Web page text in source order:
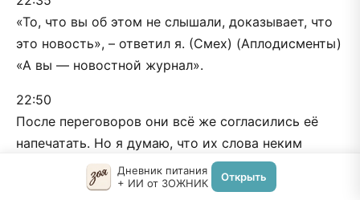
«То, что вы об этом не слышали, доказывает, что
это новость», – ответил я. (Смех) (Аплодисменты)
«А вы — новостной журнал».
22:50
После переговоров они всё же согласились её
напечатать. Но я думаю, что их слова неким
странным образом связаны с отвращением,
которое люди испытывают к идее излечения, к
Дневник питания
+ ИИ от ЗОЖНИК
Открыть